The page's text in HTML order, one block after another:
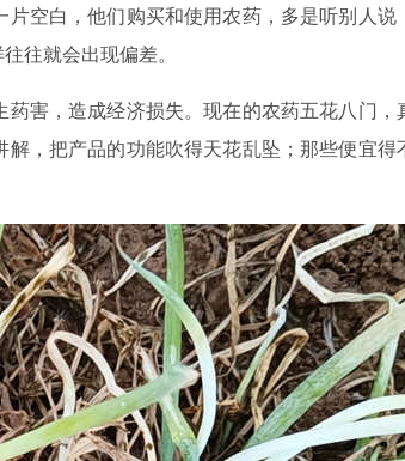
空白，他们购买和使用农药，多是听别人说
往就会出现偏差。
害，造成经济损失。现在的农药五花八门，
，把产品的功能吹得天花乱坠；那些便宜得